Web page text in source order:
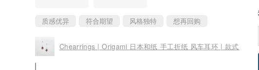
质感优异 符合期望 风格独特 想再回购
Chearrings | Origami 日本和纸 手工折纸 风车耳环 | 款式